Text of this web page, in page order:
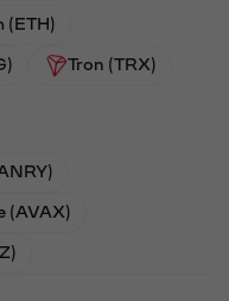
(ETH)
Tron (TRX)
(AVAX)